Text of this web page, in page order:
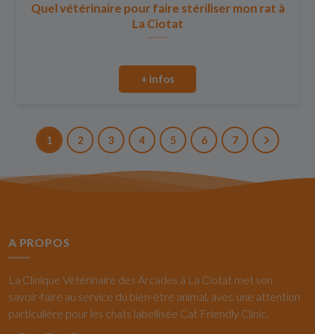
Quel vétérinaire pour faire stériliser mon rat à
La Ciotat
+ infos
1 2 3 4 5 6 7
A PROPOS
La Clinique Vétérinaire des Arcades à La Ciotat met son
savoir-faire au service du bien-être animal, avec une attention
particulière pour les chats labellisée Cat Friendly Clinic.